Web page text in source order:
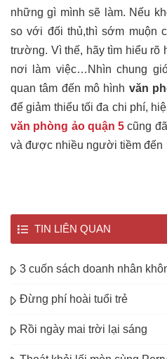
những gì mình sẽ làm. Nếu
so với đối thủ,thì sớm muộn
trường. Vì thế, hãy tìm hiểu rõ
nơi làm việc…Nhìn chung
quan tâm đến mô hình văn
để giảm thiểu tối đa chi phí,
văn phòng ảo quận 5 cũng
và được nhiều người tiềm đến
TIN LIÊN QUAN
3 cuốn sách doanh nhân
Đừng phí hoài tuổi trẻ
Rồi ngày mai trời lại sáng